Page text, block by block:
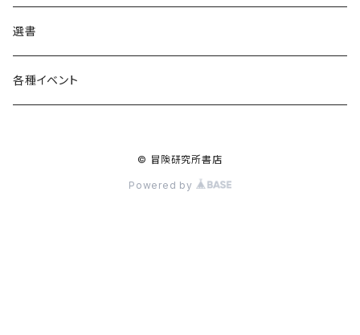
その他
ウェア
選書
各種イベント
© 冒険研究所書店
Powered by